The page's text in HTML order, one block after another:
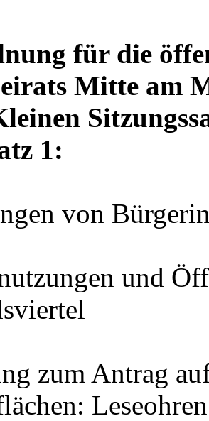
für die
Mitte am
1:
von
und
zum Antrag